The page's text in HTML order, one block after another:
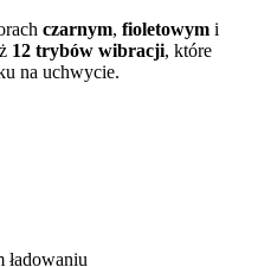
czarnym, fioletowym i
12 trybów wibracji, które
na uchwycie.
ładowaniu